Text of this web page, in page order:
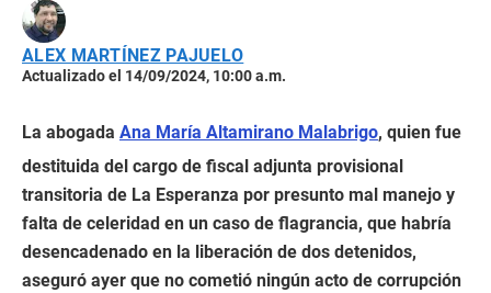
ALEX MARTÍNEZ PAJUELO
Actualizado el 14/09/2024, 10:00 a.m.
La abogada Ana María Altamirano Malabrigo, quien fue
destituida del cargo de fiscal adjunta provisional
transitoria de La Esperanza por presunto mal manejo y
falta de celeridad en un caso de flagrancia, que habría
desencadenado en la liberación de dos detenidos,
aseguró ayer que no cometió ningún acto de corrupción